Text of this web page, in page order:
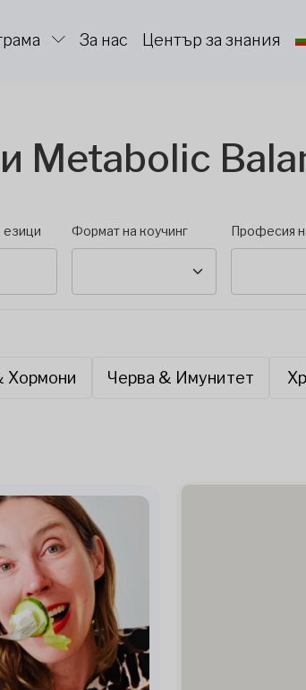
За нас Център за знания
Metabolic
езици Формат на коучинг Професия
Хормони Черва & Имунитет